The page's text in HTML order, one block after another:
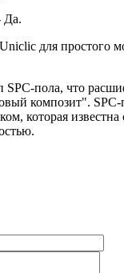
Да.
Uniclic для простого
SPC-пола, что
композит".
которая